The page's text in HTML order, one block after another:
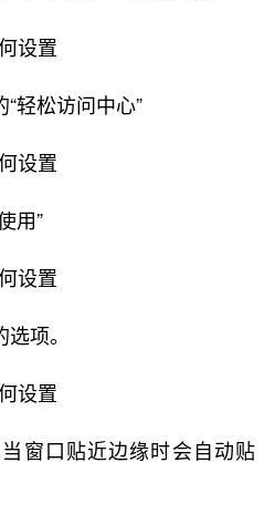
轻松访问中心”
用”
项。
窗口贴近边缘时会自动贴